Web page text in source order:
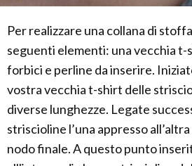
Per realizzare una collana di
seguenti elementi: una vecchia t-
forbici e perline da inserire.
vostra vecchia t-shirt delle
diverse lunghezze. Legate
striscioline l’una appresso
nodo finale. A questo punto